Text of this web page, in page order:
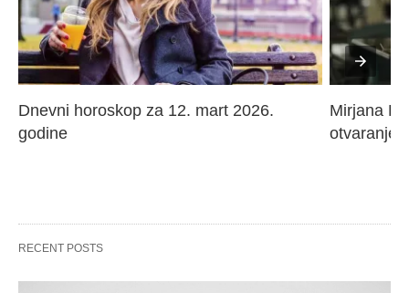
Dnevni horoskop za 12. mart 2026.
godine
Mirjana
otvaranje
RECENT POSTS